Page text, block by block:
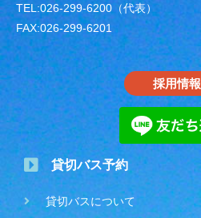
TEL:026-299-6200（代表）
FAX:026-299-6201
採用情報
貸切バス予約
貸切バスについて